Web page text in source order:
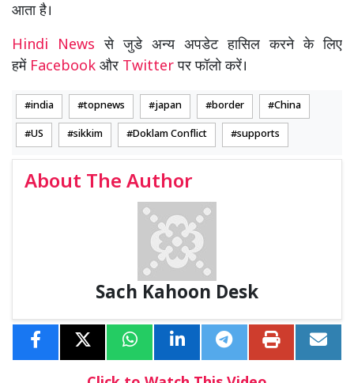
आता है।
Hindi Newsसे जुडे अन्य अपडेट हासिल करने के लिए
हमें Facebook और Twitterपर फॉलो करें।
india topnews japan border China
US sikkim Doklam Conflict supports
About The Author
Sach Kahoon Desk